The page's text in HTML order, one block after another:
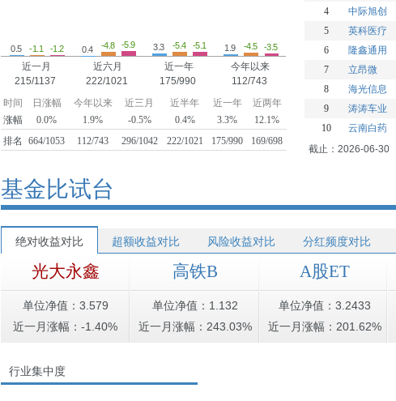
0.5 -1.1 -1.2
近一月
215/1137
0.4 -4.8 -5.9
近六月
222/1021
3.3 -5.4 -5.1
近一年
175/990
1.9 -4.5 -3.5
今年以来
112/743
时间
日涨幅 今年以来 近三月 近半年 近一年
近两年
涨幅
0.0% 1.9% -0.5% 0.4% 3.3%
12.1%
排名
664/1053 112/743 296/1042 222/1021 175/990 169/698
4
中际旭创
5
英科医疗
6
隆鑫通用
7
立昂微
8
海光信息
9
涛涛车业
10
云南白药
截止：2026-06-30
基金比试台
绝对收益对比 超额收益对比 风险收益对比 分红频度对比
光大永鑫
单位净值：3.579
近一月涨幅：-1.40%
高铁B
单位净值：1.132
近一月涨幅：243.03%
A股ET
单位净值：3.2433
近一月涨幅：201.62%
行业集中度